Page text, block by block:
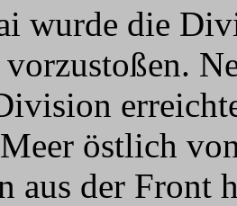
wurde die
östlich
aus der Front